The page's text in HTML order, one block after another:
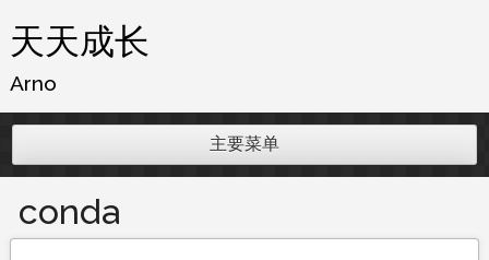
跳
至
内
天天成长
Arno
主要菜单
conda